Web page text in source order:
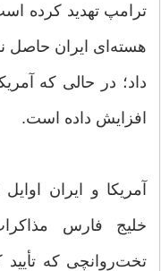
ترامپ تهدید کرده
هسته‌ای ایران حاصل
داد؛ در حالی که
افزایش داده است.
آمریکا و ایران
خلیج فارس
تخت‌روانچی که